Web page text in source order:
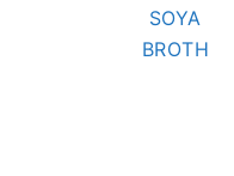
SOYA
BROTH